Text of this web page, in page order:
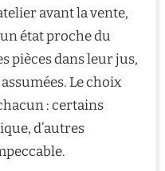
avant la vente,
état proche du
pièces dans leur jus,
Le choix
: certains
d’autres